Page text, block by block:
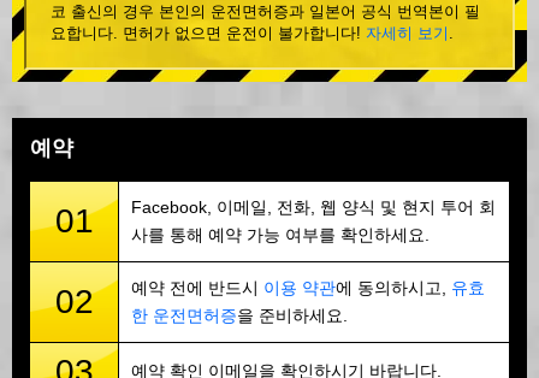
코 출신의 경우 본인의 운전면허증과 일본어 공식 번역본이 필
요합니다. 면허가 없으면 운전이 불가합니다! 자세히 보기
예약
01
Facebook, 이메일, 전화, 웹 양식 및 현지 투어 회
사를 통해 예약 가능 여부를 확인하세요.
02 예약 전에 반드시 이용 약관에 동의하시고, 유효
한 운전면허증을 준비하세요.
예약 확인 이메일을 확인하시기 바랍니다.